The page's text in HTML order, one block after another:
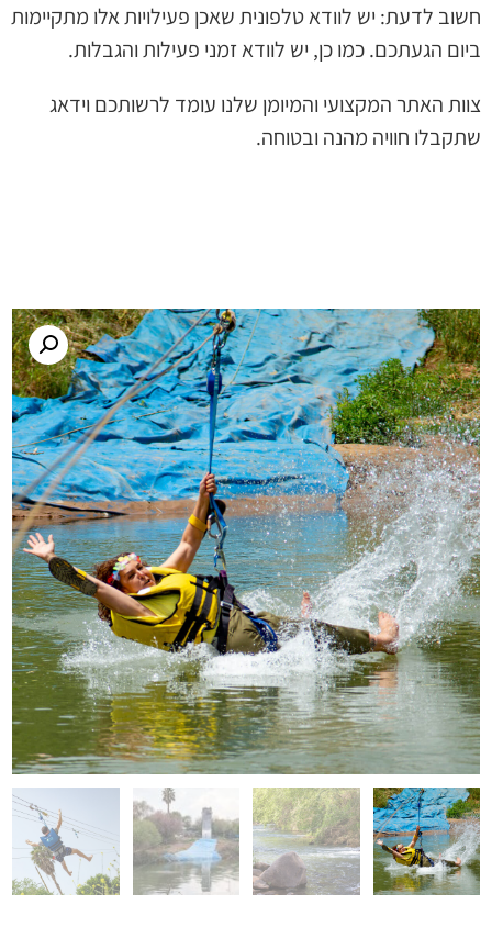
חשוב לדעת: יש לוודא טלפונית שאכן פעילויות אלו מתקיימות
ביום הגעתכם. כמו כן, יש לוודא זמני פעילות והגבלות.
צוות האתר המקצועי והמיומן שלנו עומד לרשותכם וידאג
שתקבלו חוויה מהנה ובטוחה.